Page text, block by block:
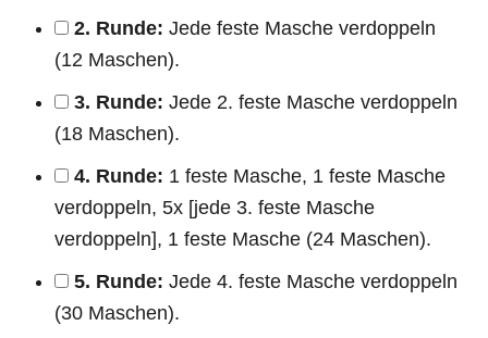
2. Runde: Jede feste Masche verdoppeln
(12 Maschen).
3. Runde: Jede 2. feste Masche verdoppeln
(18 Maschen).
4. Runde: 1 feste Masche, 1 feste Masche
verdoppeln, 5x [jede 3. feste Masche
verdoppeln], 1 feste Masche (24 Maschen).
5. Runde: Jede 4. feste Masche verdoppeln
(30 Maschen).